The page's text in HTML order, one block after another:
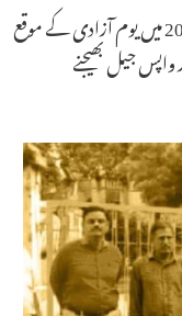
سپریم کورٹ نے ان تمام مجرموں کو، جنہیں 2022 میں یوم آزادی کے موقع
واپس جیل بھیجنے